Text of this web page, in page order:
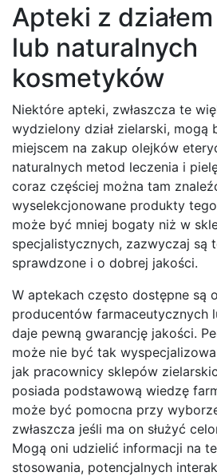
Apteki z
lub naturalnych
kosmetyków
Niektóre apteki, zwłaszcza te
wydzielony dział zielarski, mogą
miejscem na zakup olejków
naturalnych metod leczenia i
coraz częściej można tam
wyselekcjonowane produkty
może być mniej bogaty niż w
specjalistycznych, zazwyczaj są
sprawdzone i o dobrej jakości.
W aptekach często dostępne są
producentów farmaceutycznych
daje pewną gwarancję jakości.
może nie być tak
jak pracownicy sklepów
posiada podstawową wiedzę
może być pomocna przy
zwłaszcza jeśli ma on służyć
Mogą oni udzielić informacji na
stosowania, potencjalnych